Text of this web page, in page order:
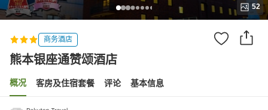
52
商务酒店
熊本银座通赞颂酒店
概况 客房及住宿套餐 评论 基本信息